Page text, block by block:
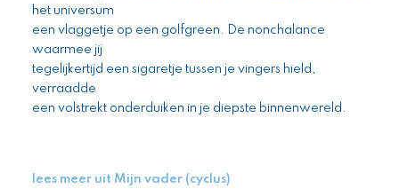
het universum
een vlaggetje op een golfgreen. De nonchalance
waarmee jij
tegelijkertijd een sigaretje tussen je vingers hield,
verraadde
een volstrekt onderduiken in je diepste binnenwereld.
lees meer uit Mijn vader (cyclus)